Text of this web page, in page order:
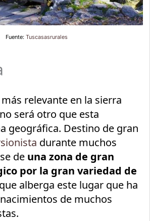
Fuente: Tuscasasrurales
relevante en la sierra
será otro que esta
geográfica. Destino de gran
durante muchos
de una zona de gran
por la gran variedad de
que alberga este lugar que ha
de muchos